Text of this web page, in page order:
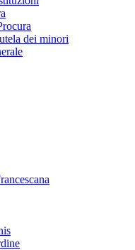
dei minori